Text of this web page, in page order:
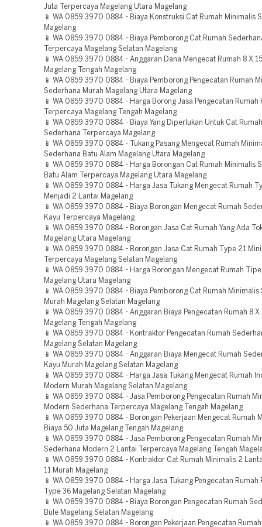
Juta Terpercaya Magelang Utara Magelang
📱 WA 0859 3970 0884 - Biaya Konstruksi Cat Rumah Minimalis
Magelang
📱 WA 0859 3970 0884 - Biaya Pemborong Cat Rumah
Terpercaya Magelang Selatan Magelang
📱 WA 0859 3970 0884 - Anggaran Dana Mengecat Rumah 8 X
Magelang Tengah Magelang
📱 WA 0859 3970 0884 - Biaya Pemborong Pengecatan Rumah
Sederhana Murah Magelang Utara Magelang
📱 WA 0859 3970 0884 - Harga Borong Jasa Pengecatan Rumah
Terpercaya Magelang Tengah Magelang
📱 WA 0859 3970 0884 - Biaya Yang Diperlukan Untuk Cat
Sederhana Terpercaya Magelang
📱 WA 0859 3970 0884 - Tukang Pasang Mengecat Rumah
Sederhana Batu Alam Magelang Utara Magelang
📱 WA 0859 3970 0884 - Harga Borongan Cat Rumah Minimalis
Batu Alam Terpercaya Magelang Utara Magelang
📱 WA 0859 3970 0884 - Harga Jasa Tukang Mengecat Rumah
Menjadi 2 Lantai Magelang
📱 WA 0859 3970 0884 - Biaya Borongan Mengecat Rumah
Kayu Terpercaya Magelang
📱 WA 0859 3970 0884 - Borongan Jasa Cat Rumah Yang Ada
Magelang Utara Magelang
📱 WA 0859 3970 0884 - Borongan Jasa Cat Rumah Type 21
Terpercaya Magelang Selatan Magelang
📱 WA 0859 3970 0884 - Harga Borongan Mengecat Rumah
Magelang Utara Magelang
📱 WA 0859 3970 0884 - Biaya Pemborong Cat Rumah Minimalis
Murah Magelang Selatan Magelang
📱 WA 0859 3970 0884 - Anggaran Biaya Pengecatan Rumah 8 X
Magelang Tengah Magelang
📱 WA 0859 3970 0884 - Kontraktor Pengecatan Rumah
Magelang Selatan Magelang
📱 WA 0859 3970 0884 - Anggaran Biaya Mengecat Rumah
Kayu Murah Magelang Selatan Magelang
📱 WA 0859 3970 0884 - Harga Jasa Tukang Mengecat Rumah
Modern Murah Magelang Selatan Magelang
📱 WA 0859 3970 0884 - Jasa Pemborong Pengecatan Rumah
Modern Sederhana Terpercaya Magelang Tengah Magelang
📱 WA 0859 3970 0884 - Borongan Pekerjaan Mengecat Rumah
Biaya 50 Juta Magelang Tengah Magelang
📱 WA 0859 3970 0884 - Jasa Pemborong Pengecatan Rumah
Sederhana Modern 2 Lantai Terpercaya Magelang Tengah
📱 WA 0859 3970 0884 - Kontraktor Cat Rumah Minimalis 2
11 Murah Magelang
📱 WA 0859 3970 0884 - Harga Jasa Tukang Pengecatan Rumah
Type 36 Magelang Selatan Magelang
📱 WA 0859 3970 0884 - Biaya Borongan Pengecatan Rumah
Bule Magelang Selatan Magelang
📱 WA 0859 3970 0884 - Borongan Pekerjaan Pengecatan